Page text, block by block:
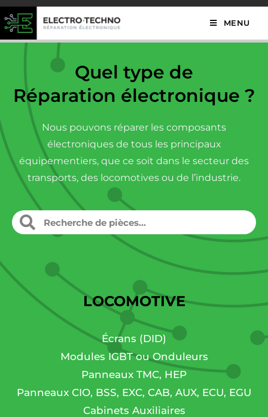
MENU
Quel type de
Réparation électronique ?
Nous pouvons réparer les composants
électroniques de tous les principaux
équipementiers, que ce soit dans le secteur des
transports, des locomotives ou de l’industrie.
LOCOMOTIVE
Écrans (DID)
Modules IGBT ou Onduleurs
Panneaux TMC, HEP
Panneaux CIO, BSS, EXC, CAB, AUX, ECU, EGU
Cabinets Auxiliaires